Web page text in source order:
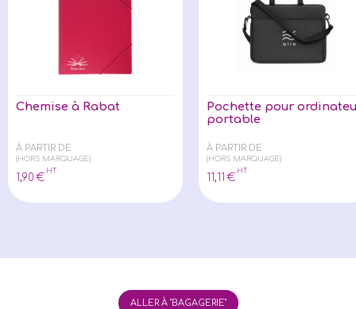
Chemise à Rabat
À PARTIR DE
(HORS MARQUAGE)
1,90 €
HT
Pochette pour
portable
À PARTIR DE
(HORS MARQUAGE)
11,11 €
HT
ALLER À "BAGAGERIE"